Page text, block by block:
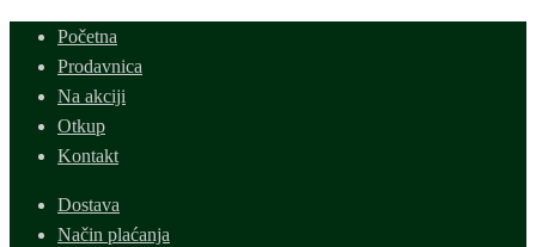
Početna
Prodavnica
Na akciji
Otkup
Kontakt
Dostava
Način plaćanja